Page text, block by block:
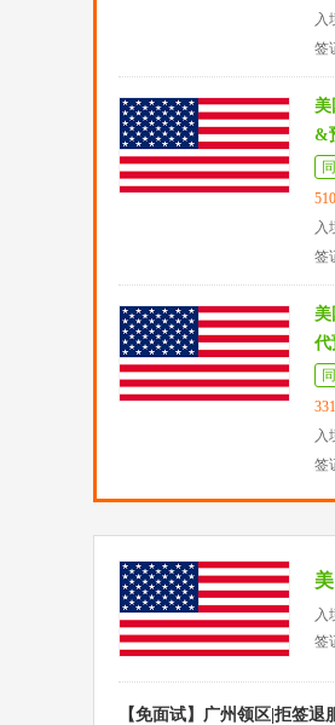
入
签
美
&
入
签
美
代
331
入
签
入
签
【免面试】广州领区|拒签